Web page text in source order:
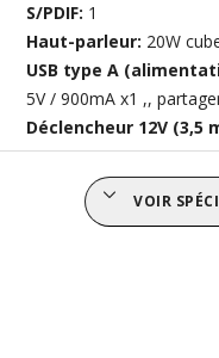
S/PDIF: 1
Haut-parleur: 20W
USB type A
5V / 900mA x1 ,,
Déclencheur 12V (3,5
VOIR